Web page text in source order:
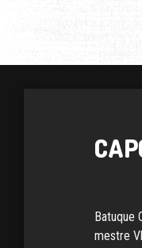
Batuque
mestre